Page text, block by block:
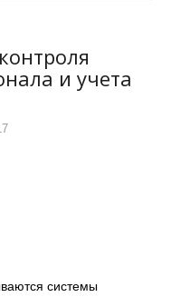
и учета
системы